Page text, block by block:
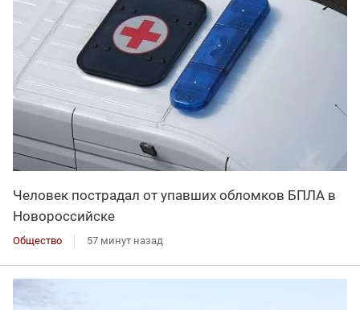
Человек пострадал от упавших обломков БПЛА в
Новороссийске
Общество 57 минут назад